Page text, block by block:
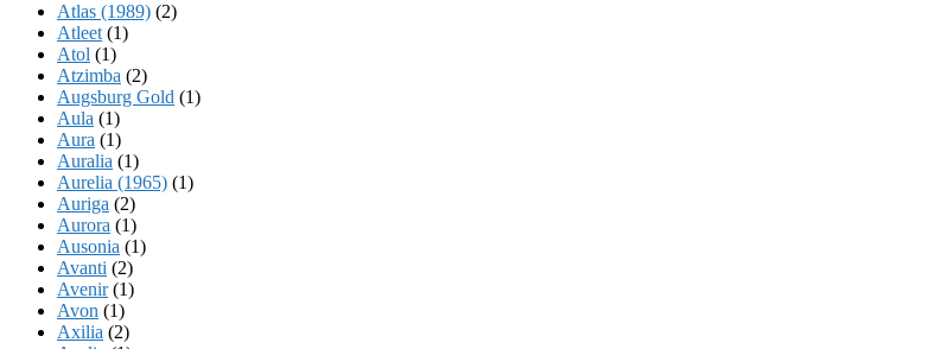
Atlas (1989) (2)
Atleet (1)
Atol (1)
Atzimba (2)
Augsburg Gold (1)
Aula (1)
Aura (1)
Auralia (1)
Aurelia (1965) (1)
Auriga (2)
Aurora (1)
Ausonia (1)
Avanti (2)
Avenir(1)
Avon (1)
Axilia (2)